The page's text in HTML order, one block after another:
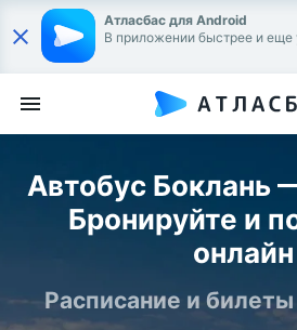
Атласбас для Android
В приложении быстрее и еще
Автобус Боклань
Бронируйте и
онлайн
Расписание и